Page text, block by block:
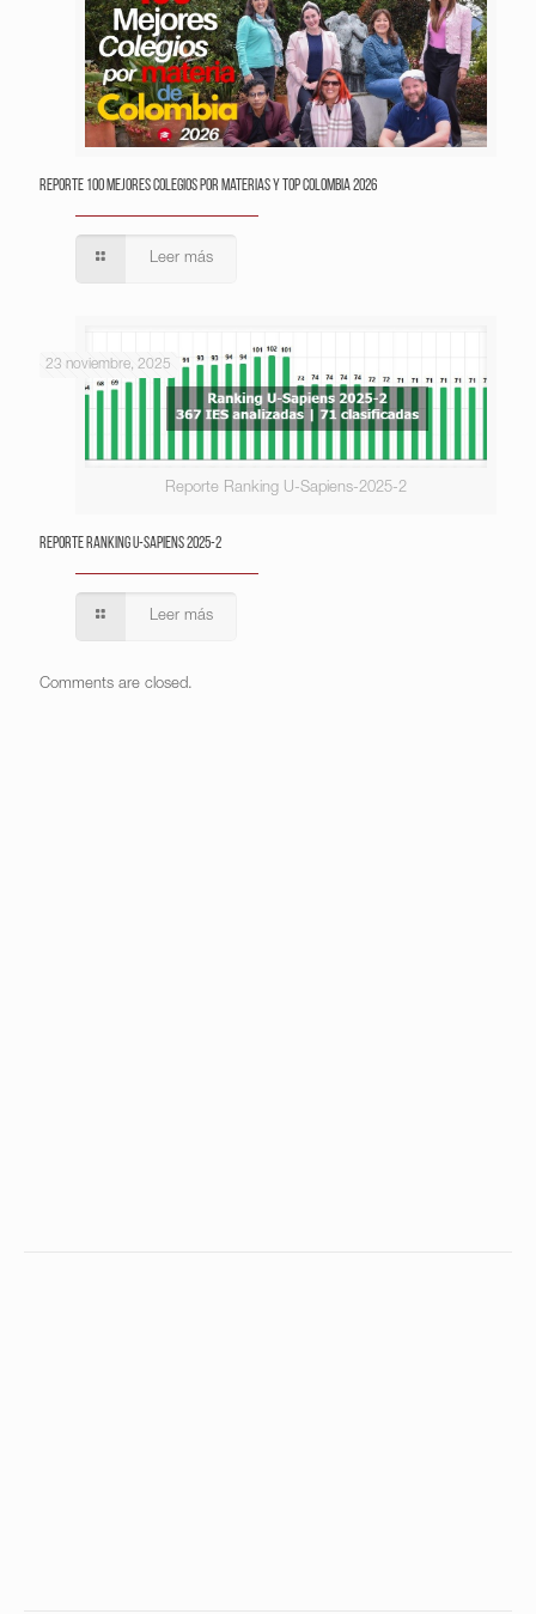
Reporte 100 Mejores Colegios por Materias y Top Colombia 2026
Leer más
Reporte Ranking U-Sapiens-2025-2
23 noviembre, 2025
Reporte Ranking U-Sapiens 2025-2
Leer más
Comments are closed.